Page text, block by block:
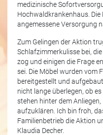
medizinische
Hochwaldkrankenhaus.
angemessene Versorgung
Zum Gelingen der Aktion
Schlafzimmerkulisse bei,
zog und einigen die Frage
sei. Die Möbel wurden vom
bereitgestellt und
nicht lange überlegen, ob
stehen hinter dem
aufzuklären. Ich bin froh,
Familienbetrieb die Aktion
Klaudia Decher.